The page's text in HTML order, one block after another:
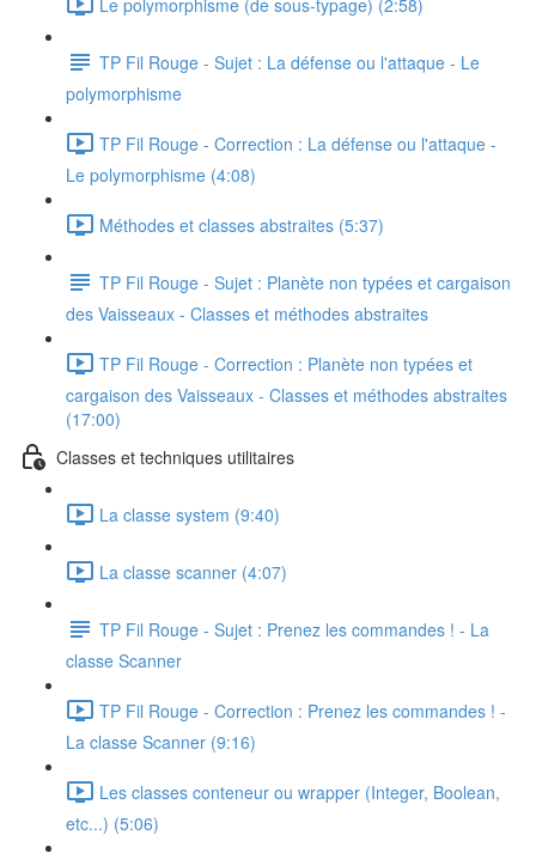
TP Fil Rouge - Sujet : La défense ou l'attaque - Le
polymorphisme
TP Fil Rouge - Correction : La défense ou l'attaque -
Le polymorphisme (4:08)
Méthodes et classes abstraites (5:37)
TP Fil Rouge - Sujet : Planète non typées et cargaison
des Vaisseaux - Classes et méthodes abstraites
TP Fil Rouge - Correction : Planète non typées et
cargaison des Vaisseaux - Classes et méthodes abstraites
(17:00)
Classes et techniques utilitaires
La classe system (9:40)
La classe scanner (4:07)
TP Fil Rouge - Sujet : Prenez les commandes ! - La
classe Scanner
TP Fil Rouge - Correction : Prenez les commandes ! -
La classe Scanner (9:16)
Les classes conteneur ou wrapper (Integer, Boolean,
etc...) (5:06)